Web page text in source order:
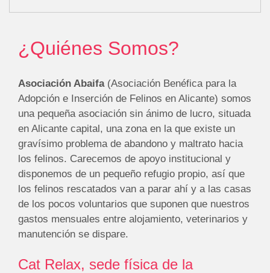
¿Quiénes Somos?
Asociación Abaifa(Asociación Benéfica para la
Adopción e Inserción de Felinos en Alicante) somos
una pequeña asociación sin ánimo de lucro, situada
en Alicante capital, una zona en la que existe un
gravísimo problema de abandono y maltrato hacia
los felinos. Carecemos de apoyo institucional y
disponemos de un pequeño refugio propio, así que
los felinos rescatados van a parar ahí y a las casas
de los pocos voluntarios que suponen que nuestros
gastos mensuales entre alojamiento, veterinarios y
manutención se dispare.
Cat Relax, sede física de la